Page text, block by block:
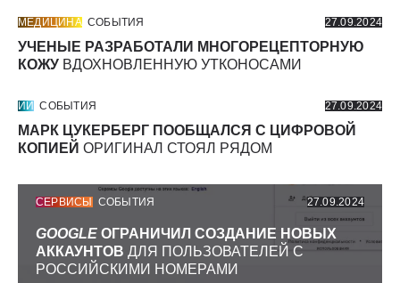
МЕДИЦИНА СОБЫТИЯ 27.09.2024
УЧЕНЫЕ РАЗРАБОТАЛИ МНОГОРЕЦЕПТОРНУЮ
КОЖУ ВДОХНОВЛЕННУЮ УТКОНОСАМИ
ИИ СОБЫТИЯ 27.09.2024
МАРК ЦУКЕРБЕРГ ПООБЩАЛСЯ С ЦИФРОВОЙ
КОПИЕЙ ОРИГИНАЛ СТОЯЛ РЯДОМ
СЕРВИСЫ СОБЫТИЯ 27.09.2024
GOOGLE ОГРАНИЧИЛ СОЗДАНИЕ НОВЫХ
АККАУНТОВ ДЛЯ ПОЛЬЗОВАТЕЛЕЙ С
РОССИЙСКИМИ НОМЕРАМИ